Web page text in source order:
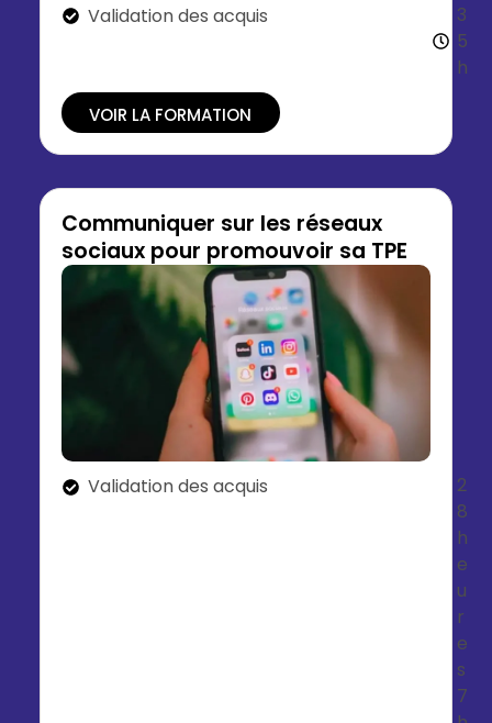
Validation des acquis
3
5
h
VOIR LA FORMATION
Communiquer sur les réseaux
sociaux pour promouvoir sa TPE
Validation des acquis
2
8
h
e
u
r
e
s
7